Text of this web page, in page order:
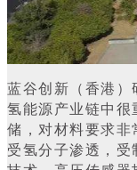
蓝谷创新（香港
氢能源产业链中
储，对材料要求
受氢分子渗透，